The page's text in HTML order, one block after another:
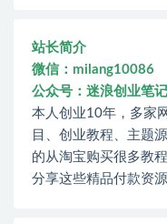
站长简介
微信：milang10086
公众号：迷浪创业笔记
本人创业10年，多家
目、创业教程、主题
的从淘宝购买很多教
分享这些精品付款资源